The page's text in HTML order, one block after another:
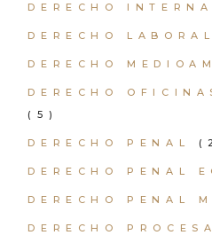
DERECHO
DERECHO LABORAL
DERECHO
DERECHO
(5)
DERECHO PENAL
DERECHO PENAL
DERECHO PENAL
DERECHO